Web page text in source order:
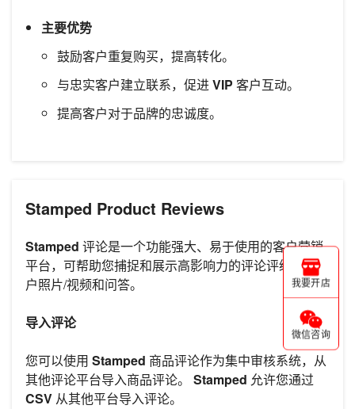
主要优势
鼓励客户重复购买，提高转化。
与忠实客户建立联系，促进VIP 客户互动。
提高客户对于品牌的忠诚度。
Stamped Product Reviews
Stamped 评论是一个功能强大、易于使用的客户营销
平台，可帮助您捕捉和展示高影响力的评论评级、客
户照片/视频和问答。
导入评论
您可以使用 Stamped 商品评论作为集中审核系统，从
其他评论平台导入商品评论。 Stamped 允许您通过
CSV 从其他平台导入评论。
我要开店
微信咨询